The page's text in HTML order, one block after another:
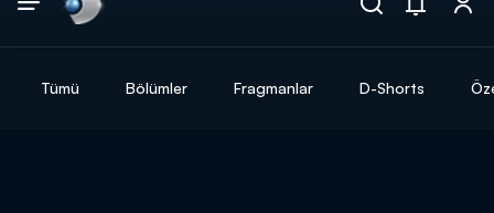
Tümü Bölümler Fragmanlar D-Shorts